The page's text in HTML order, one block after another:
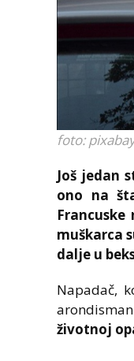
foto:
Još jedan
ono na
muškarca
dalje u
Napadač,
životnoj